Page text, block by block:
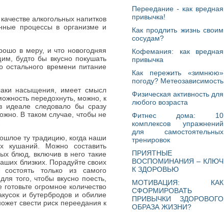
алкогольных напитков
процессы в организме и
в меру, и что новогодняя
будто бы вкусно покушать
времени питание
насыщения, имеет смысл
передохнуть, можно, к
идеале следовало бы сразу
В таком случае, чтобы не
ту традицию, когда наши
кушаний. Можно составить
блюд, включив в него такие
близких. Порадуйте своих
только из самого
того, чтобы вкусно поесть,
огромное количество
и бутербродов и обилие
свести риск переедания к
Переедание - как вредная
привычка!
Как продлить жизнь своим
сосудам?
Кофемания: как вредная
привычка
Как пережить «зимнюю»
погоду? Метеозависимость
Физическая активность для
любого возраста
Фитнес дома: 10
комплексов упражнений
для самостоятельных
тренировок
ПРИЯТНЫЕ
ВОСПОМИНАНИЯ – КЛЮЧ
К ЗДОРОВЬЮ
МОТИВАЦИЯ: КАК
СФОРМИРОВАТЬ
ПРИВЫЧКИ ЗДОРОВОГО
ОБРАЗА ЖИЗНИ?